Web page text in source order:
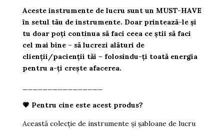
Aceste instrumente de lucru sunt un MUST-HAVE
în setul tău de instrumente. Doar printează-le și
tu doar poți continua să faci ceea ce știi să faci
cel mai bine – să lucrezi alături de
clienții/pacienții tăi – folosindu-ți toată energia
pentru a-ți crește afacerea.
💗 Pentru cine este acest produs?
Această colecție de instrumente și șabloane de lucru